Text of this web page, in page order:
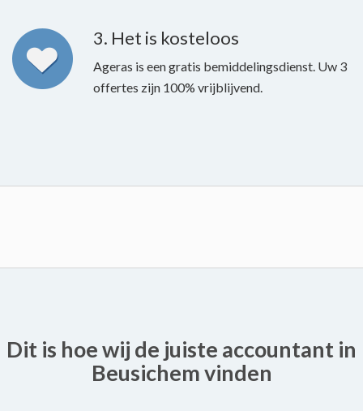
3. Het is kosteloos
Ageras is een gratis bemiddelingsdienst. Uw 3
offertes zijn 100% vrijblijvend.
Dit is hoe wij de juiste accountant in
Beusichem vinden